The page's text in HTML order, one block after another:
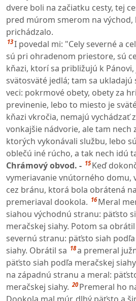
dvere boli na začiatku cesty, tej
pred múrom smerom na východ,
prichádzalo.
13I povedal mi: "Cely severné a
sú pri ohradenom priestore, sú
kňazi, ktorí sa približujú k Pánovi,
svätosväté jedlá; tam sa ukladajú
veci: pokrmové obety, obety za
previnenie, lebo to miesto je
kňazi vkročia, nemajú vychádzať
vonkajšie nádvorie, ale tam nech
ktorých vykonávali službu, lebo
oblečú iné rúcho, a tak nech idú
Chrámový obvod. - 15 Keď
vymeriavanie vnútorného domu,
cez bránu, ktorá bola obrátená
premeriaval dookola. 16 Meral
siahou východnú stranu: päťsto
meračskej siahy. Potom sa obrátil
severnú stranu: päťsto siah
siahy. Obrátil sa 18a premeral
päťsto siah podľa meračskej
na západnú stranu a meral:
meračskej siahy. 20 Premeral ho
Dookola mal múr, dlhý päťsto a